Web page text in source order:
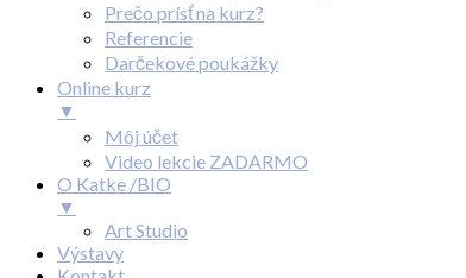
Prečo prísť na kurz?
Referencie
Darčekové poukážky
Online kurz
▼
Môj účet
Video lekcie ZADARMO
O Katke /BIO
▼
Art Studio
Výstavy